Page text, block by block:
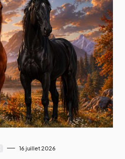
16 juillet 2026